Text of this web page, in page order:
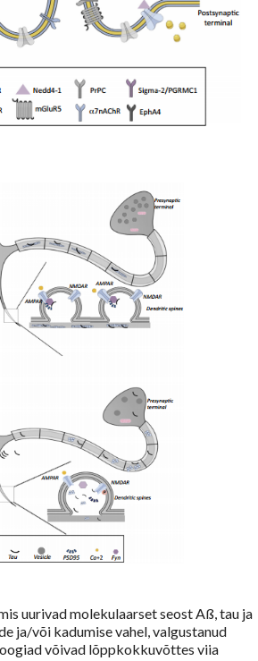
uurivad molekulaarset seost Aß, tau ja
ja/või kadumise vahel, valgustanud
võivad lõppkokkuvõttes viia